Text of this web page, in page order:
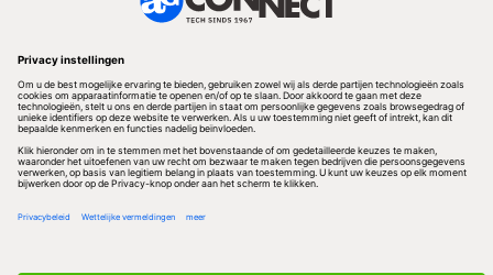
Volg ons
Redactionele partner
Algemene Voorwaarden & Copyrights